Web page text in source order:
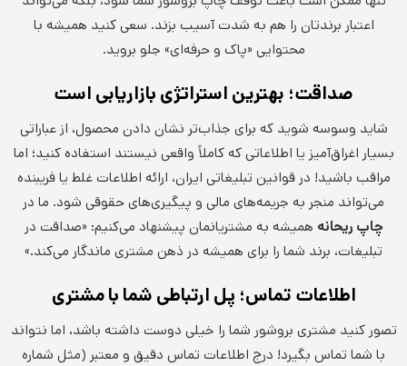
اعتبار برندتان را هم به شدت آسیب بزند. سعی کنید همیشه با
محتوایی «پاک و حرفه‌ای» جلو بروید.
صداقت؛ بهترین استراتژی بازاریابی است
شاید وسوسه شوید که برای جذاب‌تر نشان دادن محصول، از عباراتی
بسیار اغراق‌آمیز یا اطلاعاتی که کاملاً واقعی نیستند استفاده کنید؛ اما
مراقب باشید! در قوانین تبلیغاتی ایران، ارائه اطلاعات غلط یا فریبنده
می‌تواند منجر به جریمه‌های مالی و پیگیری‌های حقوقی شود. ما در
چاپ ریحانه همیشه به مشتریانمان پیشنهاد می‌کنیم: «صداقت در
تبلیغات، برند شما را برای همیشه در ذهن مشتری ماندگار می‌کند.»
اطلاعات تماس؛ پل ارتباطی شما با مشتری
تصور کنید مشتری بروشور شما را خیلی دوست داشته باشد، اما نتواند
با شما تماس بگیرد! درج اطلاعات تماس دقیق و معتبر (مثل شماره